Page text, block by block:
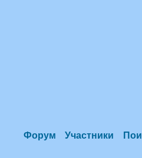
Форум Участники